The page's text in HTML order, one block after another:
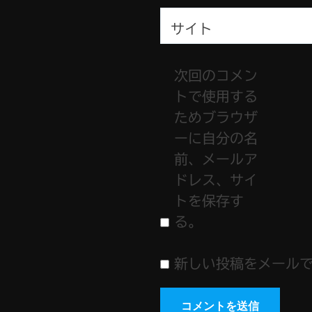
サイト
次回のコメン
トで使用する
ためブラウザ
ーに自分の名
前、メールア
ドレス、サイ
トを保存す
る。
新しい投稿をメール